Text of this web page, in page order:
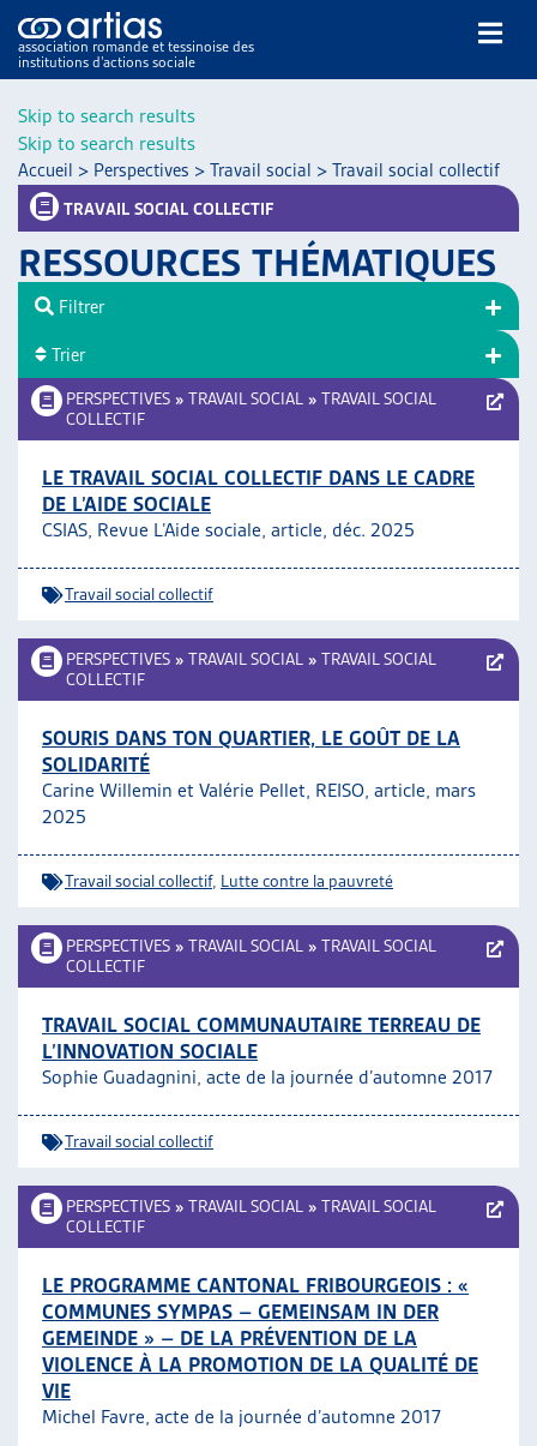
Skip to search results
Skip to search results
association romande et tessinoise des
institutions d’actions sociale
NOS PUBLICATIONS
DOSSIERS DU MOIS
VEILLE
RESSOURCES
GUIDE SOCIAL ROMAND
AUTRES
L’ASSOCIATION
JOURNÉES D’AUTOMNE
Accueil > Perspectives > Travail social > Travail social collectif
TRAVAIL SOCIAL COLLECTIF
RESSOURCES THÉMATIQUES
PERSPECTIVES » TRAVAIL SOCIAL » TRAVAIL SOCIAL
COLLECTIF
LE TRAVAIL SOCIAL COLLECTIF DANS LE CADRE
DE L’AIDE SOCIALE
CSIAS, Revue L’Aide sociale, article, déc. 2025
Travail social collectif
PERSPECTIVES » TRAVAIL SOCIAL » TRAVAIL SOCIAL
COLLECTIF
SOURIS DANS TON QUARTIER, LE GOÛT DE LA
SOLIDARITÉ
Carine Willemin et Valérie Pellet, REISO, article, mars
2025
Travail social collectif, Lutte contre la pauvreté
PERSPECTIVES » TRAVAIL SOCIAL » TRAVAIL SOCIAL
COLLECTIF
TRAVAIL SOCIAL COMMUNAUTAIRE TERREAU DE
L’INNOVATION SOCIALE
Sophie Guadagnini, acte de la journée d’automne 2017
Travail social collectif
PERSPECTIVES » TRAVAIL SOCIAL » TRAVAIL SOCIAL
COLLECTIF
LE PROGRAMME CANTONAL FRIBOURGEOIS : «
COMMUNES SYMPAS – GEMEINSAM IN DER
GEMEINDE » – DE LA PRÉVENTION DE LA
VIOLENCE À LA PROMOTION DE LA QUALITÉ DE
VIE
Michel Favre, acte de la journée d’automne 2017
Filtrer
Trier